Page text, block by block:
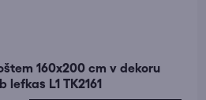
160x200 cm v dekoru
L1 TK2161